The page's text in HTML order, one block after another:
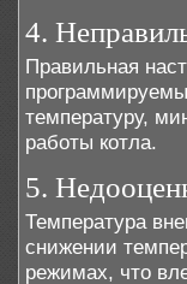
4.
Правильная
температуру,
работы котла.
5.
Температура
снижении
режимах, что